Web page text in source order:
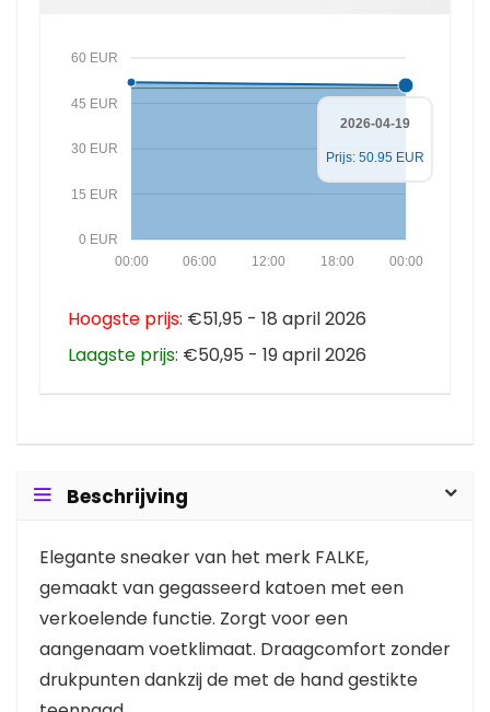
0 EUR
15 EUR
30 EUR
45 EUR
60 EUR
00:00
18:00
12:00
06:00
00:00
2026-04-19
Prijs: 50.95 EUR
Hoogste prijs: €51,95 - 18 april 2026
Laagste prijs: €50,95 - 19 april 2026
Beschrijving
Elegante sneaker van het merk FALKE,
gemaakt van gegasseerd katoen met een
verkoelende functie. Zorgt voor een
aangenaam voetklimaat. Draagcomfort zonder
drukpunten dankzij de met de hand gestikte